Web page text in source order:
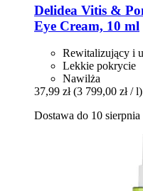
Delidea Vitis &
Eye Cream, 10 ml
Rewitalizujący i
Lekkie pokrycie
Nawilża
37,99 zł (3 799,00 zł / l)
Dostawa do 10 sierpnia